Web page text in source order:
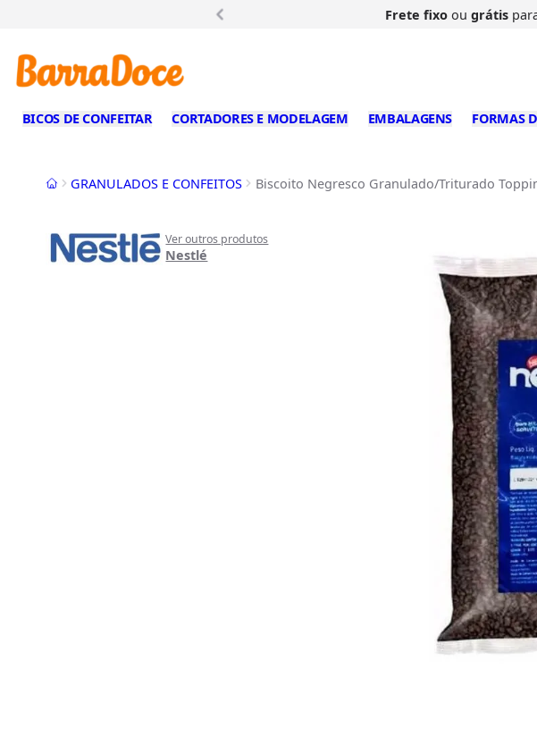
Frete fixoou grátis
BICOS DE CONFEITAR CORTADORES E MODELAGEM EMBALAGENS FORMAS
InícioGRANULADOS E CONFEITOS Biscoito Negresco Granulado/Triturado
Ver outros produtos
Nestlé